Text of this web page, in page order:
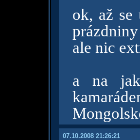
ok, až
ale nic
a na
07.10.2008 21:26:21